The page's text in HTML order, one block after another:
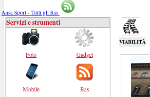
Ansa Sport - Tutti gli Rss
VIABILITÀ
Servizi e strumenti
Foto
Mobile
Gadget
Rss